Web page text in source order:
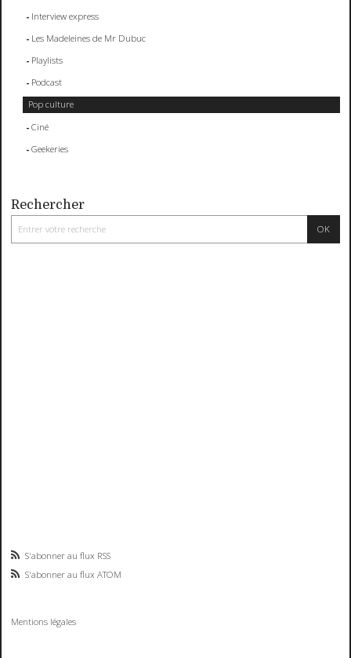
Interview express
Les Madeleines de Mr Dubuc
Playlists
Podcast
Pop culture
Ciné
Geekeries
Rechercher
S'abonner au flux RSS
S'abonner au flux ATOM
Mentions légales